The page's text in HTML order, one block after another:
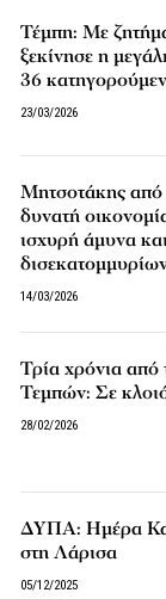
Τέμπη: Με
ξεκίνησε η
36
23/03/2026
Μητσοτάκης
δυνατή
ισχυρή άμυνα
14/03/2026
Τρία χρόνια
Τεμπών: Σε
28/02/2026
ΔΥΠΑ: Ημέρα
στη Λάρισα
05/12/2025